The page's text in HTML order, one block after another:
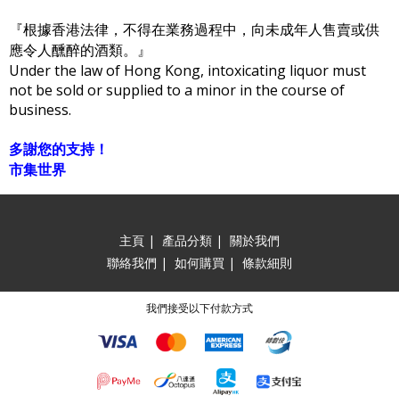
『根據香港法律，不得在業務過程中，向未成年人售賣或供
應令人醺醉的酒類。』
Under the law of Hong Kong, intoxicating liquor must
not be sold or supplied to a minor in the course of
business.
多謝您的支持！
市集世界
主頁 | 產品分類 | 關於我們
聯絡我們 | 如何購買 | 條款細則
我們接受以下付款方式